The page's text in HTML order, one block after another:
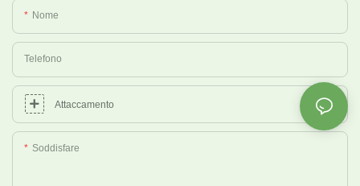
Nome
Telefono
Attaccamento
Soddisfare